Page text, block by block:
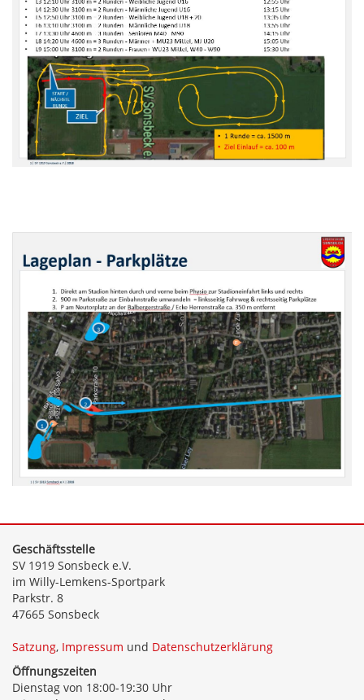
Geschäftsstelle
SV 1919 Sonsbeck e.V.
im Willy-Lemkens-Sportpark
Parkstr. 8
47665 Sonsbeck
Satzung, Impressum und Datenschutzerklärung
Öffnungszeiten
Dienstag von 18:00-19:30 Uhr